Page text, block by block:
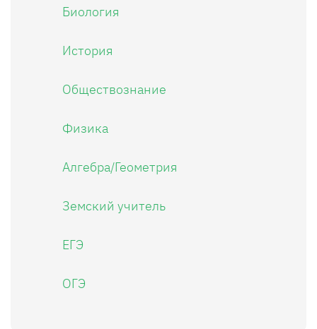
Биология
История
Обществознание
Физика
Алгебра/Геометрия
Земский учитель
ЕГЭ
ОГЭ